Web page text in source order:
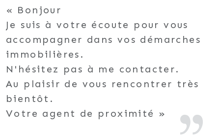
Bonjour
Je suis à votre écoute pour vous
accompagner dans vos démarches
immobilières.
N'hésitez pas à me contacter.
Au plaisir de vous rencontrer très
bientôt.
Votre agent de proximité